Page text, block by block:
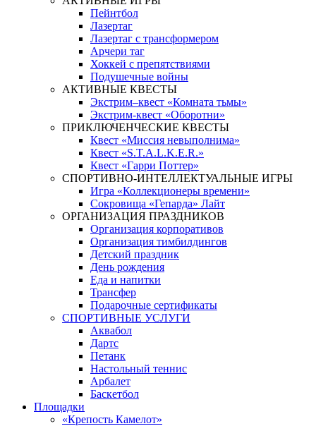
Пейнтбол
Лазертаг
Лазертаг с трансформером
Арчери таг
Хоккей с препятствиями
Подушечные войны
АКТИВНЫЕ КВЕСТЫ
Экстрим–квест «Комната тьмы»
Экстрим-квест «Оборотни»
ПРИКЛЮЧЕНЧЕСКИЕ КВЕСТЫ
Квест «Миссия невыполнима»
Квест «S.T.A.L.K.E.R.»
Квест «Гарри Поттер»
СПОРТИВНО-ИНТЕЛЛЕКТУАЛЬНЫЕ ИГРЫ
Игра «Коллекционеры времени»
Сокровища «Гепарда» Лайт
ОРГАНИЗАЦИЯ ПРАЗДНИКОВ
Организация корпоративов
Организация тимбилдингов
Детский праздник
День рождения
Еда и напитки
Трансфер
Подарочные сертификаты
СПОРТИВНЫЕ УСЛУГИ
Аквабол
Дартс
Петанк
Настольный теннис
Арбалет
Баскетбол
Площадки
«Крепость Камелот»